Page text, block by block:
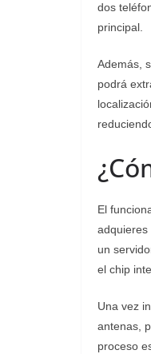
dos
principal.
Además,
podrá
El
adquieres
un
el chip
Una vez
antenas,
proceso